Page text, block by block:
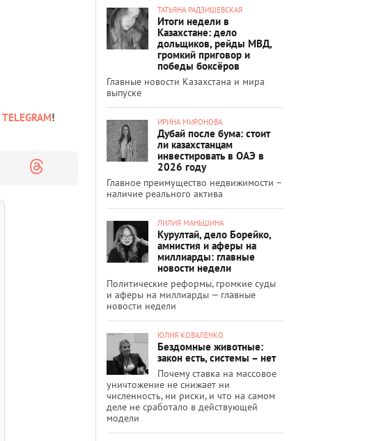
TELEGRAM!
ТАТЬЯНА РАДЗИШЕВСКАЯ
Итоги недели в
Казахстане: дело
дольщиков, рейды МВД,
громкий приговор и
победы боксёров
Главные новости Казахстана и мира
выпуске
ИРИНА МИРОНОВА
Дубай после бума: стоит
ли казахстанцам
инвестировать в ОАЭ в
2026 году
Главное преимущество недвижимости –
наличие реального актива
ЛИЛИЯ МАНЬШИНА
Курултай, дело Борейко,
амнистия и аферы на
миллиарды: главные
новости недели
Политические реформы, громкие суды
и аферы на миллиарды — главные
новости недели
ЮЛИЯ КОВАЛЕНКО
Бездомные животные:
закон есть, системы – нет
Почему ставка на массовое
уничтожение не снижает ни
численность, ни риски, и что на самом
деле не сработало в действующей
модели